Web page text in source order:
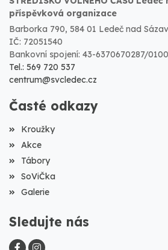
příspěvková organizace
Barborka 790, 584 01 Ledeč nad
IČ: 72051540
Bankovní spojení: 43-6370670287/0100
Tel.: 569 720 537
centrum@svcledec.cz
Časté odkazy
Kroužky
Akce
Tábory
SoViČka
Galerie
Sledujte nás